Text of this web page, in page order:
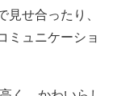
見せ合ったり、
ミュニケーショ